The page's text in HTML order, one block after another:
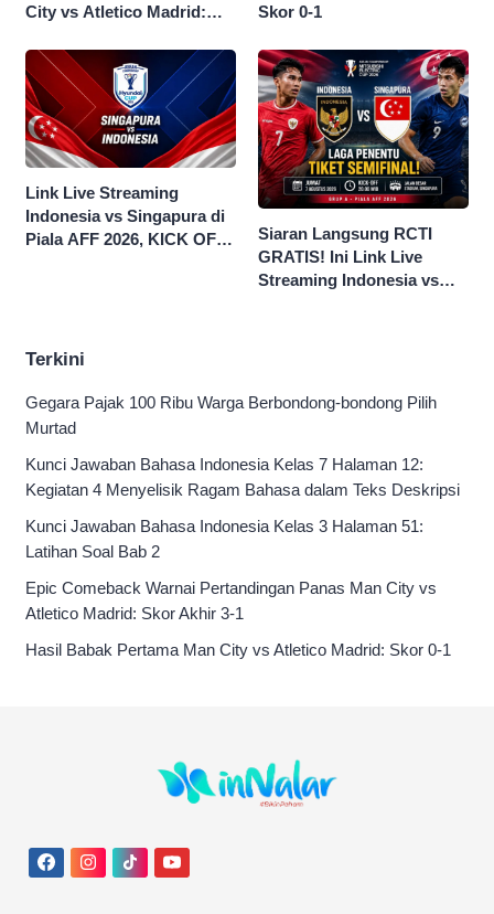
City vs Atletico Madrid:
Skor 0-1
Link Live Streaming
Indonesia vs Singapura di
Piala AFF 2026, KICK OFF
Siaran Langsung RCTI
GRATIS! Ini Link Live
Streaming Indonesia vs
Terkini
Gegara Pajak 100 Ribu Warga Berbondong-bondong Pilih
Murtad
Kunci Jawaban Bahasa Indonesia Kelas 7 Halaman 12:
Kegiatan 4 Menyelisik Ragam Bahasa dalam Teks Deskripsi
Kunci Jawaban Bahasa Indonesia Kelas 3 Halaman 51:
Latihan Soal Bab 2
Epic Comeback Warnai Pertandingan Panas Man City vs
Atletico Madrid: Skor Akhir 3-1
Hasil Babak Pertama Man City vs Atletico Madrid: Skor 0-1